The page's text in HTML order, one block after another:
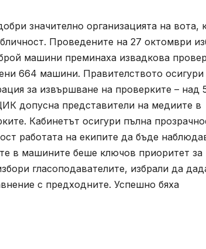
значително организацията на вота,
Проведените на 27 октомври
машини преминаха извадкова
664 машини. Правителството осигури
за извършване на проверките – над
допусна представители на медиите в
Кабинетът осигури пълна
работата на екипите да бъде
в машините беше ключов приоритет за
гласоподавателите, избрали да
с предходните. Успешно бяха